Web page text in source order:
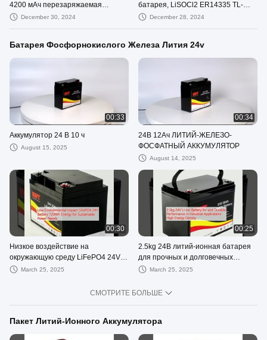
4200 мАч перезаряжаемая
батарея для надежной и
December 30, 2024
батарея, LiSOCl2 ER14335 TL-
4955, TL-5955, XL-055F
December 28, 2024
Батарея Фосфорнокислого Железа Лития 24v
00:33
Аккумулятор 24 В 10 ч
August 15, 2025
00:34
24В 12Ач ЛИТИЙ-ЖЕЛЕЗО-
ФОСФАТНЫЙ АККУМУЛЯТОР
August 14, 2025
00:30
Низкое воздействие на
окружающую среду LiFePO4 24V
батарея 720Wh Энергия для
March 25, 2025
00:25
2.5kg 24В литий-ионная батарея
для прочных и долговечных
характеристик в промышленном
March 25, 2025
СМОТРИТЕ БОЛЬШЕ
Пакет Литий-Ионного Аккумулятора